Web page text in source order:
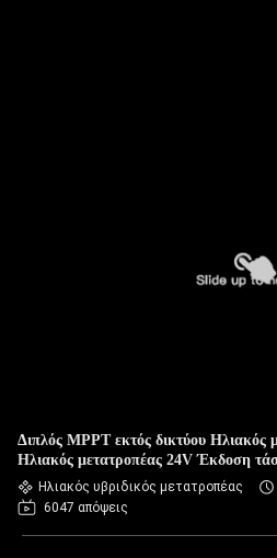
Διπλός MPPT εκτός δικτύου Ηλιακός
Ηλιακός μετατροπέας 24V Έκδοση
Ηλιακός υβριδικός μετατροπέας
6047 απόψεις